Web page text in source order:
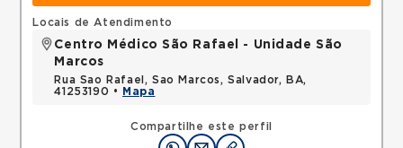
Compartilhe este perfil
Locais de Atendimento
Centro Médico São Rafael - Unidade São
Marcos
Rua Sao Rafael, Sao Marcos, Salvador, BA,
41253190 •
Mapa